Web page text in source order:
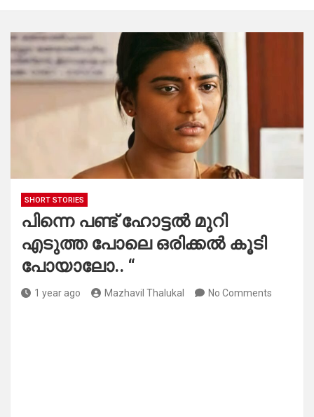
SHORT STORIES
പിന്നെ പണ്ട് ഹോട്ടൽ മുറി
എടുത്ത പോലെ ഒരിക്കൽ കൂടി
പോയാലോ.. “
1 year ago Mazhavil Thalukal No Comments